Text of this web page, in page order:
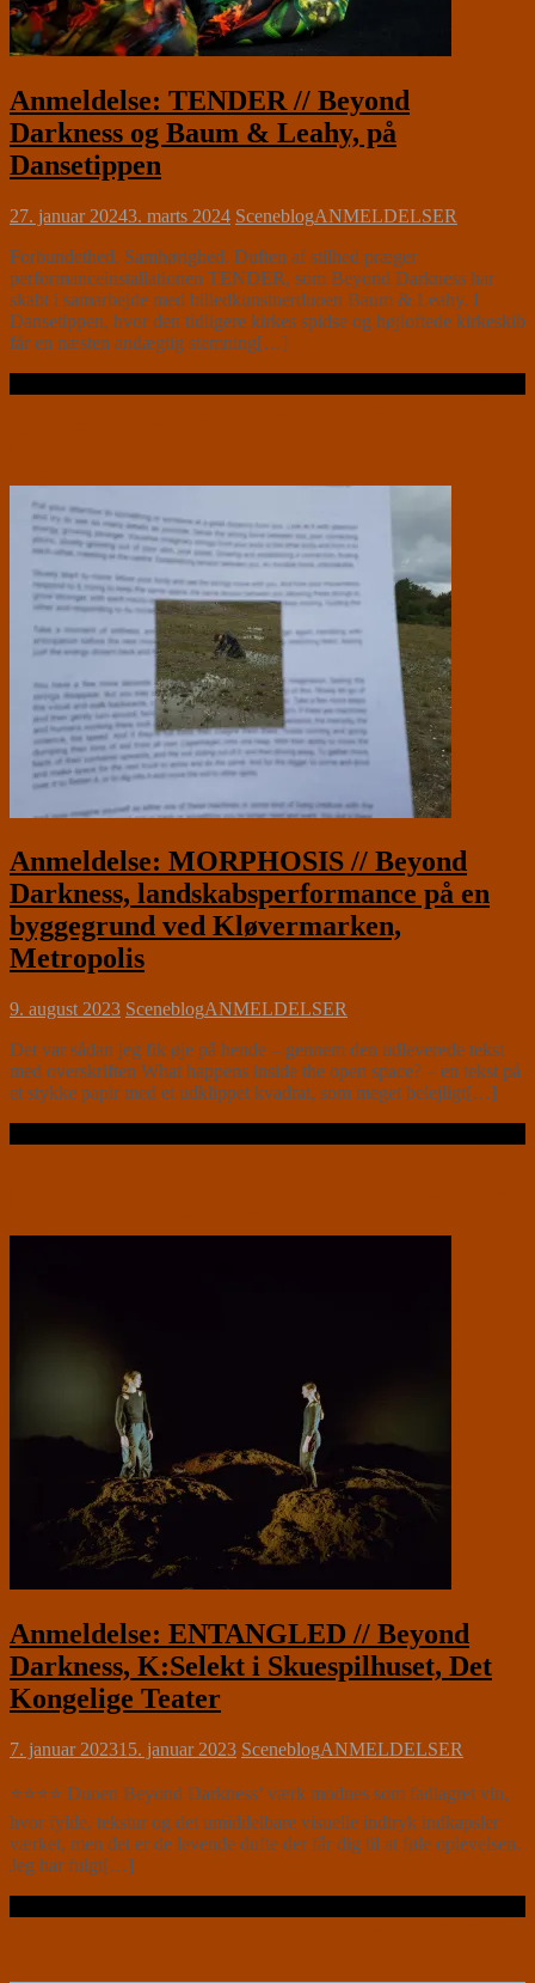
Anmeldelse: TENDER // Beyond
Darkness og Baum & Leahy, på
Dansetippen
27. januar 20243. marts 2024 SceneblogANMELDELSER
Forbundethed. Samhørighed. Duften af stilhed præger
performanceinstallationen TENDER, som Beyond Darkness har
skabt i samarbejde med billedkunstnerduoen Baum & Leahy. I
Dansetippen, hvor den tidligere kirkes spidse og højloftede kirkeskib
får en næsten andægtig stemning[…]
Anmeldelse: MORPHOSIS // Beyond
Darkness, landskabsperformance på en
byggegrund ved Kløvermarken,
Metropolis
9. august 2023 SceneblogANMELDELSER
Det var sådan jeg fik øje på hende – gennem den udleverede tekst
med overskriften What happens inside the open space? – en tekst på
et stykke papir med et udklippet kvadrat, som meget belejligt[…]
Anmeldelse: ENTANGLED // Beyond
Darkness, K:Selekt i Skuespilhuset, Det
Kongelige Teater
7. januar 202315. januar 2023 SceneblogANMELDELSER
⭐⭐⭐⭐ Duoen Beyond Darkness’ værk modnes som fadlagret vin,
hvor fylde, tekstur og det umiddelbare visuelle indtryk indkapsler
værket, men det er de levende dufte der får dig til at føle oplevelsen.
Jeg har fulgt[…]